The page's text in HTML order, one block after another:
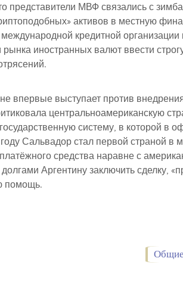
представители МВФ связались с
активов в местную
международной кредитной
рынка иностранных валют ввести
впервые выступает против
центральноамериканскую
систему, в которой в
Сальвадор стал первой страной в
средства наравне с
Аргентину заключить сделку,
помощь.